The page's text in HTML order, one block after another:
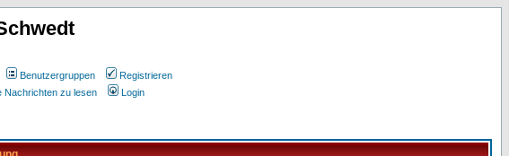
Benutzergruppen
Registrieren
Nachrichten zu lesen Login